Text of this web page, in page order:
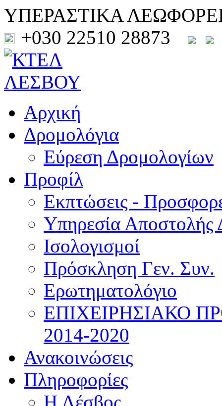
ΥΠΕΡΑΣΤΙΚΑ
+030 22510 28873
Αρχική
Δρομολόγια
Εύρεση Δρομολογίων
Προφίλ
Εκπτώσεις -
Υπηρεσία Αποστολής
Ισολογισμοί
Πρόσκληση Γεν. Συν.
Ερωτηματολόγιο
ΕΠΙΧΕΙΡΗΣΙΑΚΟ
2014-2020
Ανακοινώσεις
Πληροφορίες